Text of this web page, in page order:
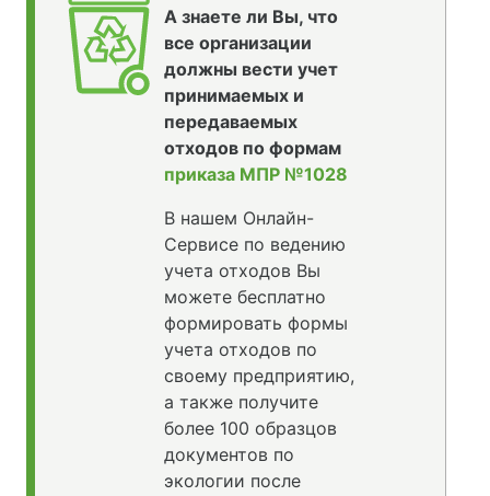
А знаете ли Вы, что
все организации
должны вести учет
принимаемых и
передаваемых
отходов по формам
приказа МПР №1028
В нашем Онлайн-
Сервисе по ведению
учета отходов Вы
можете бесплатно
формировать формы
учета отходов по
своему предприятию,
а также получите
более 100 образцов
документов по
экологии после